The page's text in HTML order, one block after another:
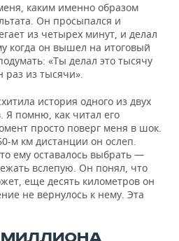
каким именно образом
Он просыпался и
из четырех минут, и делал
когда он вышел на итоговый
«Ты делал это тысячу
раз из тысячи».
история одного из двух
Я помню, как читал его
просто поверг меня в шок.
м км дистанции он ослеп.
ему оставалось выбрать —
вслепую. Он понял, что
еще десять километров он
не вернулось к нему. Эта